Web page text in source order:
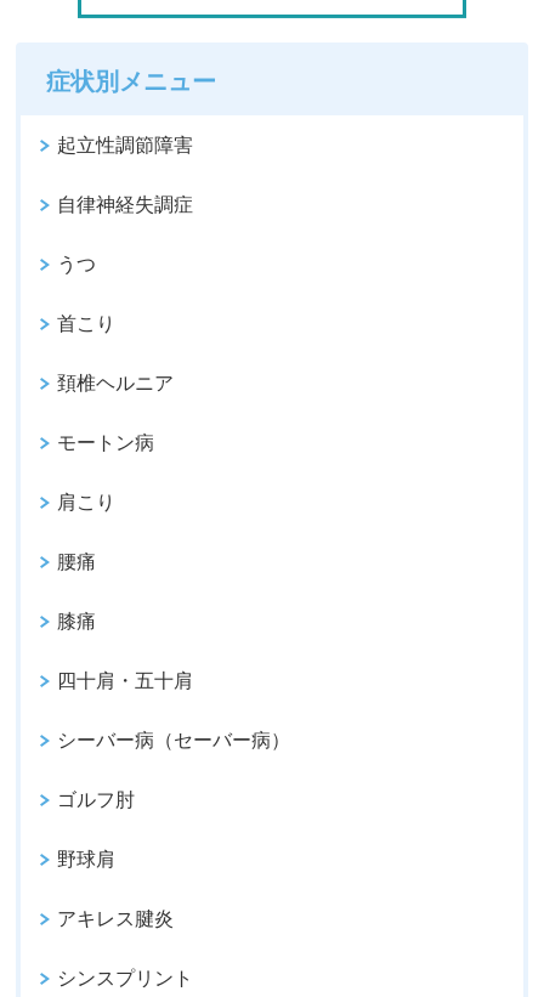
症状別メニュー
起立性調節障害
自律神経失調症
うつ
首こり
頚椎ヘルニア
モートン病
肩こり
腰痛
膝痛
四十肩・五十肩
シーバー病（セーバー病）
ゴルフ肘
野球肩
アキレス腱炎
シンスプリント